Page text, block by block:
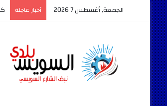
الجمعة, أغسطس 7 2026 أخبار عاجلة